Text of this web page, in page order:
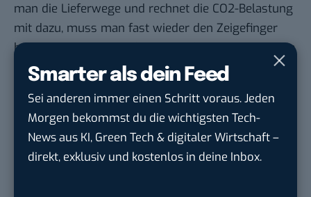
Smarter als dein Feed
Sei anderen immer einen Schritt voraus. Jeden
Morgen bekommst du die wichtigsten Tech-
News aus KI, Green Tech & digitaler Wirtschaft –
direkt, exklusiv und kostenlos in deine Inbox.
man die Lieferwege und rechnet die CO2-Belastung
mit dazu, muss man fast wieder den Zeigefinger
heben. Aber auch nur fast, schließlich spricht Waste
Buddy aktuell in München über Transition e. V. mit
den Bioläden vor Ort.
Aus unternehmerischer Sicht sollte man außerdem
im Hinterkopf behalten, dass sich das Projekt
schnell rentieren muss. Das gilt alleine schon
deshalb, weil derzeit alle Team-Mitglieder ohne